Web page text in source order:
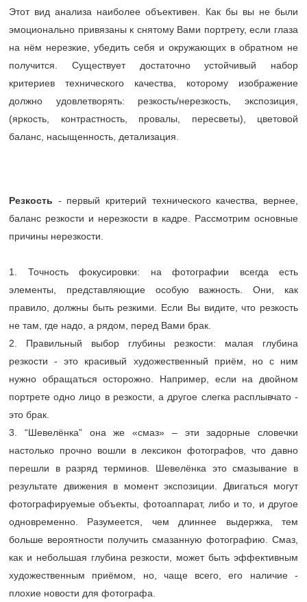
Этот вид анализа наиболее объективен. Как бы вы не были
эмоционально привязаны к снятому Вами портрету, если глаза
на нём нерезкие, убедить себя и окружающих в обратном не
получится. Существует достаточно устойчивый набор
критериев технического качества, которому изображение
должно удовлетворять: резкость/нерезкость, экспозиция,
(яркость, контрастность, провалы, пересветы), цветовой
баланс, насыщенность, детализация.
Резкость - первый критерий технического качества, вернее,
баланс резкости и нерезкости в кадре. Рассмотрим основные
причины нерезкости.
1. Точность фокусировки: на фотографии всегда есть
элементы, представляющие особую важность. Они, как
правило, должны быть резкими. Если Вы видите, что резкость
не там, где надо, а рядом, перед Вами брак.
2. Правильный выбор глубины резкости: малая глубина
резкости - это красивый художественный приём, но с ним
нужно обращаться осторожно. Например, если на двойном
портрете одно лицо в резкости, а другое слегка расплывчато -
это брак.
3. “Шевелёнка” она же «смаз» – эти задорные словечки
настолько прочно вошли в лексикон фотографов, что давно
перешли в разряд терминов. Шевелёнка это смазывание в
результате движения в момент экспозиции. Двигаться могут
фотографируемые объекты, фотоаппарат, либо и то, и другое
одновременно. Разумеется, чем длиннее выдержка, тем
больше вероятности получить смазанную фотографию. Смаз,
как и небольшая глубина резкости, может быть эффективным
художественным приёмом, но, чаще всего, его наличие -
плохие новости для фотографа.